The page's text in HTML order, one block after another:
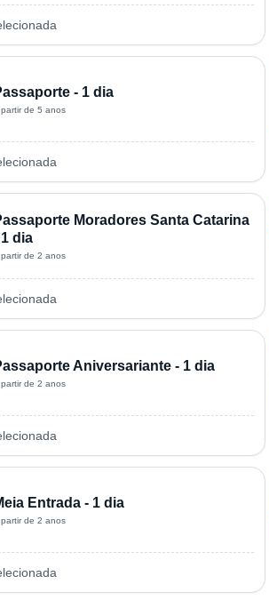
- 1 dia
de 5 anos
Moradores Santa Catarina
dia
de 2 anos
Aniversariante - 1 dia
de 2 anos
Entrada - 1 dia
de 2 anos